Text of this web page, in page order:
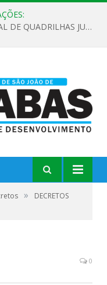
REGULAMENTO – V INTERMUNICIPAL DE QUADRILHAS JUNINAS 2026
»
DECRETOS
0